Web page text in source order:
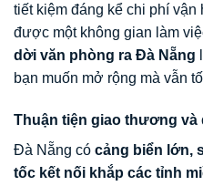
tiết kiệm đáng kể chi phí
được một không gian làm
dời văn phòng ra Đà Nẵng
bạn muốn mở rộng mà vẫn
Thuận tiện giao thương và
Đà Nẵng có cảng biển lớn,
tốc kết nối khắp các tỉnh